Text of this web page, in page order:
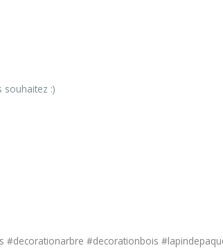
souhaitez :)
#decorationbois